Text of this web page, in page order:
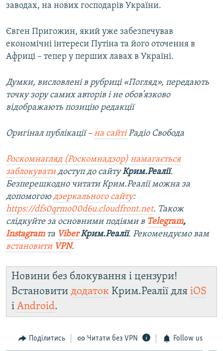
заводах, на нових господарів України.
Євген Пригожин, який уже забезпечував
економічні інтереси Путіна та його оточення в
Африці – тепер у перших лавах в Україні.
Думки, висловлені в рубриці «Погляд», передають
точку зору самих авторів і не обов’язково
відображають позицію редакції
Оригінал публікації – на сайтіРадіо Свобода
Роскомнагляд (Роскомнадзор) намагається
заблокуватидоступ до сайтуКрим.Реалії.
Безперешкодно читати Крим.Реалії можна за
допомогою дзеркального сайту:
https://dfs0qrmo00d6u.cloudfront.net. Також
слідкуйте за основними подіями в Telegram,
Instagramта ViberКрим.Реалії. Рекомендуємо вам
встановити VPN.
Новини без блокування і цензури!
Встановити додаток Крим.Реалії для iOS
і Android.
Поділитись Читати без VPN Follow us